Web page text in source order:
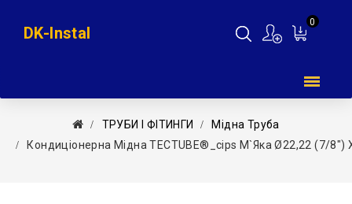
0
DK-Instal
ТРУБИ І ФІТИНГИ
Мідна Труба
Кондиціонерна Мідна TECTUBE®_cips М`яка Ø22,22 (7/8″)